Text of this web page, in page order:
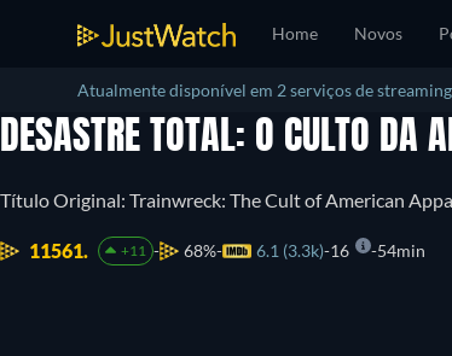
Home Novos
Atualmente disponível em 2 serviços de
DESASTRE TOTAL: O CULTO DA
Título Original: Trainwreck: The Cult of American
11561. +11 68% 6.1 (3.3k) 16 54min